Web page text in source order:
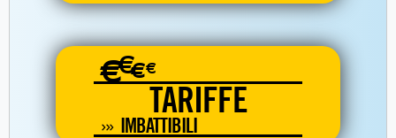
€€€€
TARIFFE
IMBATTIBILI